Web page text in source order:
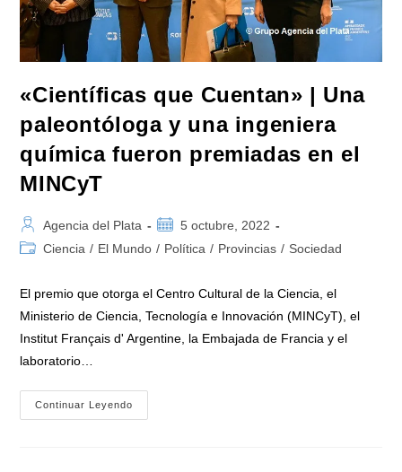
«Científicas que Cuentan» | Una
paleontóloga y una ingeniera
química fueron premiadas en el
MINCyT
Autor
de
Agencia del Plata
Publicación
de
5 octubre, 2022
Categoría
entrada:
Ciencia / El Mundo / Política / Provincias / Sociedad
El premio que otorga el Centro Cultural de la Ciencia, el
Ministerio de Ciencia, Tecnología e Innovación (MINCyT), el
Institut Français d' Argentine, la Embajada de Francia y el
laboratorio…
Continuar Leyendo
Que